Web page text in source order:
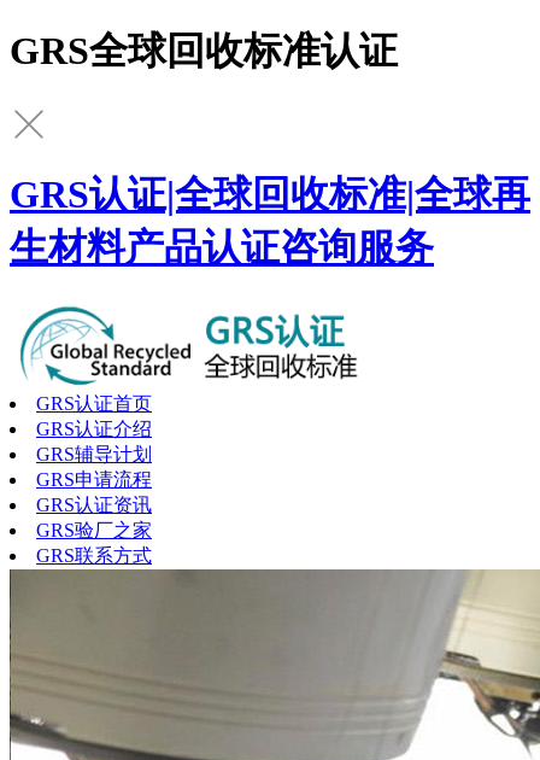
GRS全球回收标准认证
GRS认证|全球回收标准|全球再
生材料产品认证咨询服务
GRS认证首页
GRS认证介绍
GRS辅导计划
GRS申请流程
GRS认证资讯
GRS验厂之家
GRS联系方式